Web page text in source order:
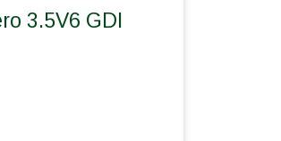
3.5V6 GDI